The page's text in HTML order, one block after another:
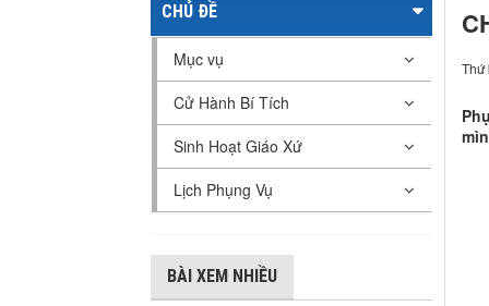
Thứ
CHỦ ĐỀ
Mục vụ
Cử Hành Bí Tích
Sinh Hoạt Giáo Xứ
Lịch Phụng Vụ
BÀI XEM NHIỀU